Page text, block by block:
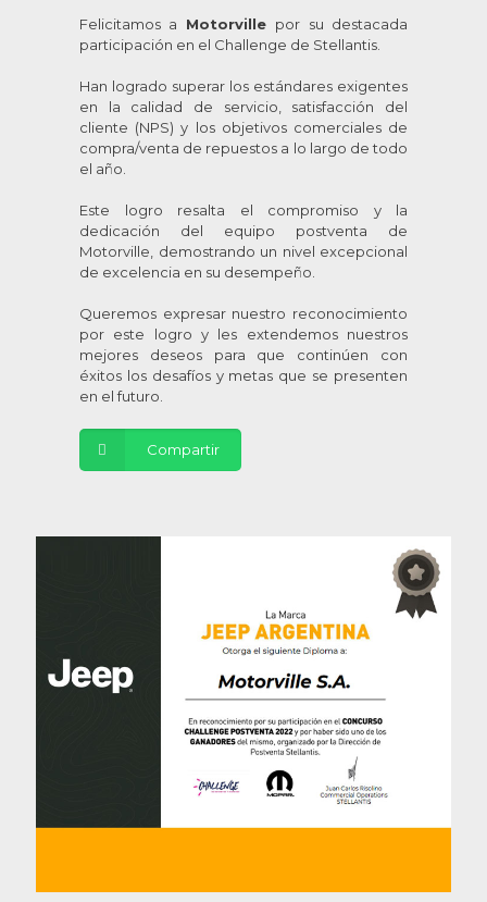
Felicitamos a Motorville por su destacada
participación en el Challenge de Stellantis.
Han logrado superar los estándares exigentes
en la calidad de servicio, satisfacción del
cliente (NPS) y los objetivos comerciales de
compra/venta de repuestos a lo largo de todo
el año.
Este logro resalta el compromiso y la
dedicación del equipo postventa de
Motorville, demostrando un nivel excepcional
de excelencia en su desempeño.
Queremos expresar nuestro reconocimiento
por este logro y les extendemos nuestros
mejores deseos para que continúen con
éxitos los desafíos y metas que se presenten
en el futuro.
Compartir